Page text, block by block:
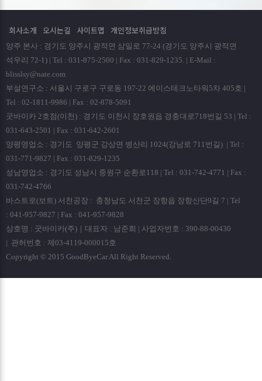
회사소개 오시는길 사이트맵 개인정보취급방침
양주 본사 : 경기도 양주시 광적면 삼일로 77-24 (경기도 양주시 광적면
석우리 72-1) | Tel : 031-875-2500 | Fax : 031-829-1235. | E-Mail :
blisslsy@nate.com
부설연구소 : 서울시 구로구 구로동 197-22 에이스테크노타워5차 405호 |
Tel : 02-1811-9986 | Fax : 02-878-5091
굿바이카 2호점(이천) : 경기도 이천시 장호원읍 경충대로718번길 53 | Tel :
031-643-2501 | Fax : 031-642-2601
양평영업소 : 경기도 양평군 강상면 병산리 1024(강남로 711번길) | Tel :
031-771-9827 | Fax : 031-829-1235
성남영업소 : 경기도 성남시 중원구 순환로118 | Tel : 031-742-4771 | Fax :
031-742-4766
바스트로(보트) 서천공장 : 충청남도 서천군 장항읍 장항산단9길 7 | Tel
: 041-957-9827 | Fax : 041-957-9828
상호명 : 굿바이카(주)｜대표자 : 남준희 | 사업자번호 : 390-88-00430
| 관허번호 : 제03-4119-000015호
Copyright © 2015 GoodByeCar All Right Reserved.